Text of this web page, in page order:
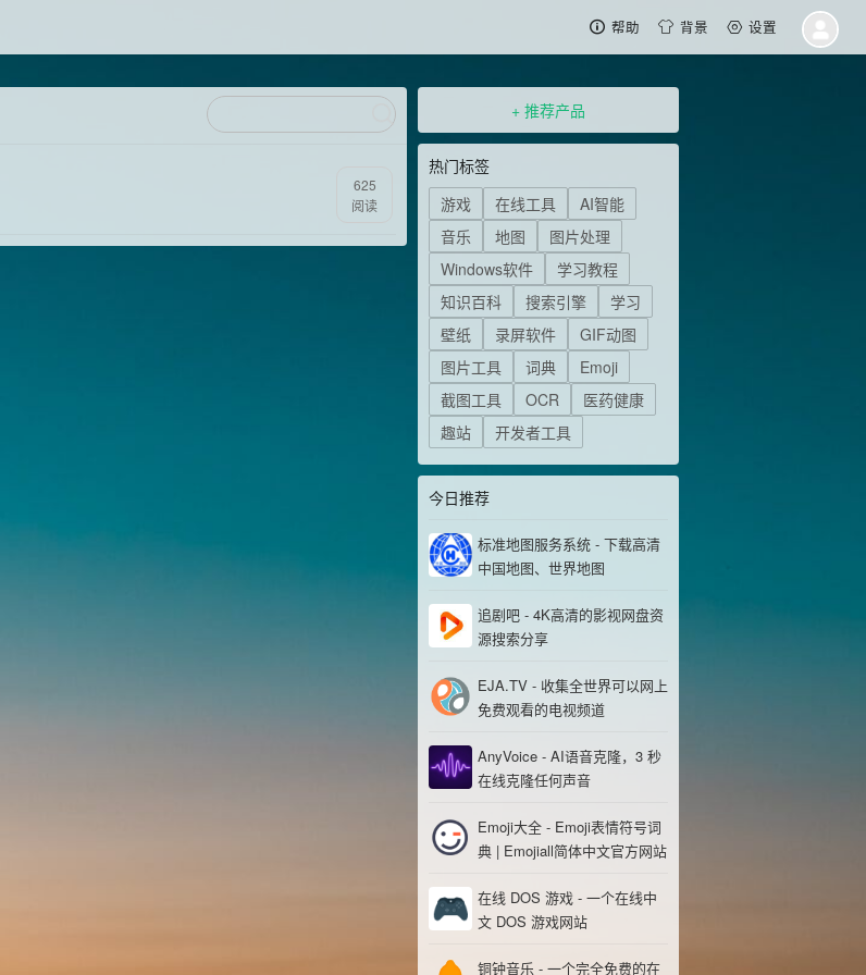
帮助 背景 设置
625
阅读
+ 推荐产品
热门标签
游戏
在线工具
AI智能
音乐
地图
图片处理
Windows软件
学习教程
知识百科
搜索引擎
学习
壁纸
录屏软件
GIF动图
图片工具
词典
Emoji
截图工具
OCR
医药健康
趣站
开发者工具
今日推荐
标准地图服务系统 - 下载高清
中国地图、世界地图
追剧吧 - 4K高清的影视网盘资
源搜索分享
EJA.TV - 收集全世界可以网上
免费观看的电视频道
AnyVoice - AI语音克隆，3 秒
在线克隆任何声音
Emoji大全 - Emoji表情符号词
典 | Emojiall简体中文官方网站
在线 DOS 游戏 - 一个在线中
文 DOS 游戏网站
铜钟音乐 - 一个完全免费的在